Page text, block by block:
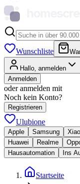
Wunschliste
Hallo, anmelden
Anmelden
oder anmelden mit
Noch kein Konto?
Registrieren
Ulubione
Apple Samsung
Huawei
Realme
Hausautomation
Ins
Startseite